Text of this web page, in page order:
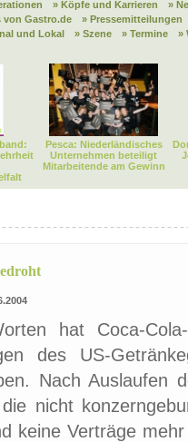
» Köpfe und Karrieren
»
von Gastro.de
» Pressemitteilungen
und Lokal
» Szene » Termine »
Pesca: Niederländisches
Unternehmen beteiligt
Mitarbeitende am Gewinn
hat Coca-
des US-
Nach Auslaufen
nicht
keine Verträge